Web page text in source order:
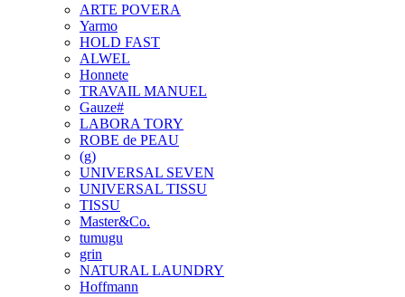
ARTE POVERA
Yarmo
HOLD FAST
ALWEL
Honnete
TRAVAIL MANUEL
Gauze#
LABORA TORY
ROBE de PEAU
(g)
UNIVERSAL SEVEN
UNIVERSAL TISSU
TISSU
Master&Co.
tumugu
grin
NATURAL LAUNDRY
Hoffmann